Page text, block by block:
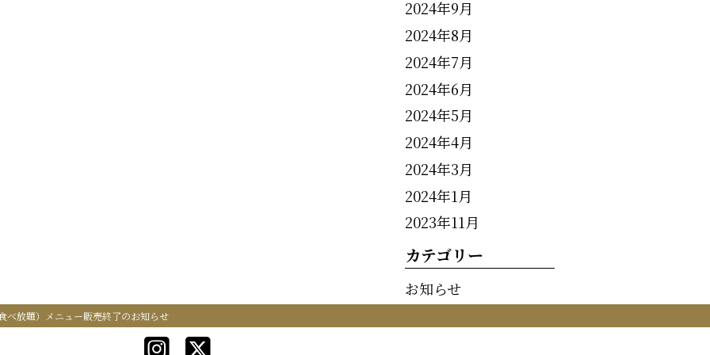
2024年9月
2024年8月
2024年7月
2024年6月
2024年5月
2024年4月
2024年3月
2024年1月
2023年11月
カテゴリー
お知らせ
べ放題）メニュー販売終了のお知らせ